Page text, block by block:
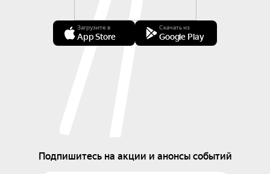
Загрузите в
App Store
Скачать из
Google Play
Подпишитесь на акции и анонсы событий